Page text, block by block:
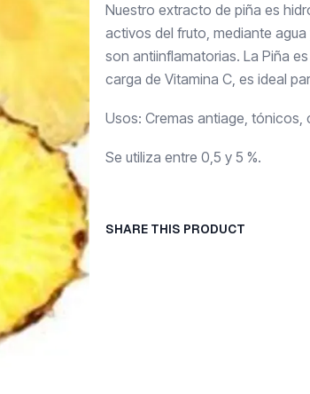
Nuestro extracto de piña es
activos del fruto, mediante
son antiinflamatorias. La Piña
carga de Vitamina C, es ideal
Usos: Cremas antiage,
Se utiliza entre 0,5 y 5 %.
SHARE THIS PRODUCT